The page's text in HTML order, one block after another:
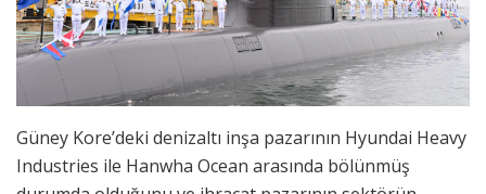
Güney Kore’deki denizaltı inşa pazarının Hyundai Heavy
Industries ile Hanwha Ocean arasında bölünmüş